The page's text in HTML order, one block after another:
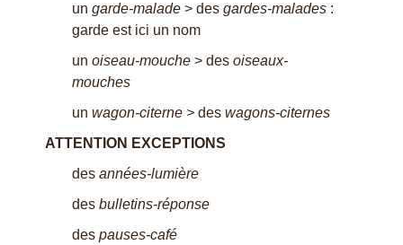
un garde-malade > des gardes-malades :
garde est ici un nom
un oiseau-mouche > des oiseaux-
mouches
un wagon-citerne > des wagons-citernes
ATTENTION EXCEPTIONS
des années-lumière
des bulletins-réponse
des pauses-café